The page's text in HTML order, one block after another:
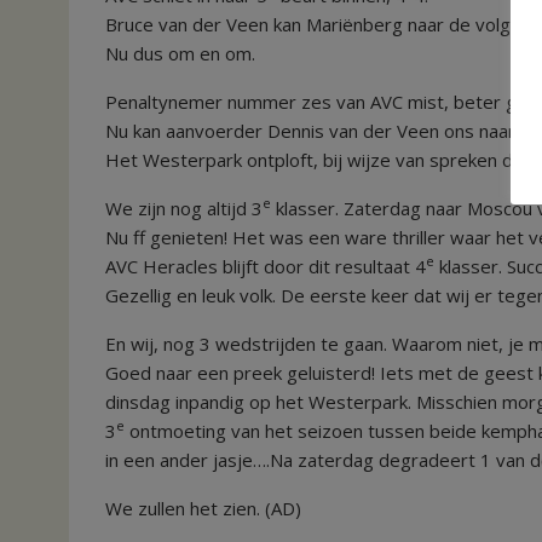
Bruce van der Veen kan Mariënberg naar de
Nu dus om en om.
Penaltynemer nummer zes van AVC mist, beter
Nu kan aanvoerder Dennis van der Veen ons naar
Het Westerpark ontploft, bij wijze van spreken dan,
We zijn nog altijd 3 e klasser. Zaterdag naar Moscou
Nu ff genieten! Het was een ware thriller waar het
AVC Heracles blijft door dit resultaat 4e klasser.
Gezellig en leuk volk. De eerste keer dat wij er
En wij, nog 3 wedstrijden te gaan. Waarom niet, je
Goed naar een preek geluisterd! Iets met de geest
dinsdag inpandig op het Westerpark. Misschien
3 e ontmoeting van het seizoen tussen beide
in een ander jasje….Na zaterdag degradeert 1 van
We zullen het zien. (AD)